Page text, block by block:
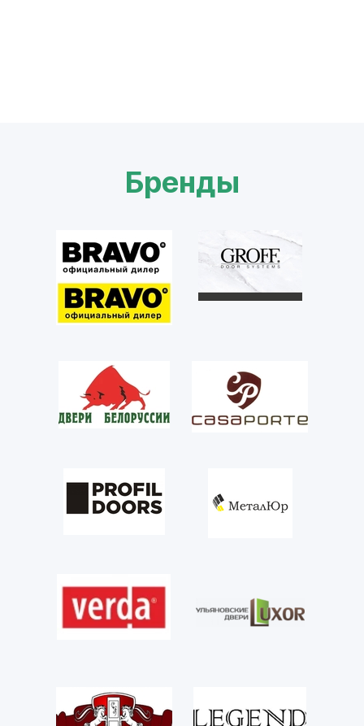
Бренды